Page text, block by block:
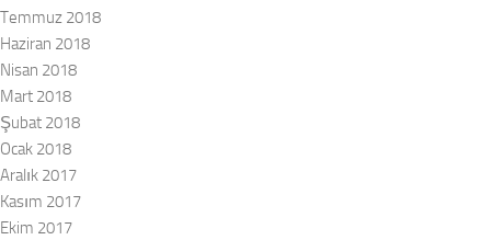
Temmuz 2018
Haziran 2018
Nisan 2018
Mart 2018
Şubat 2018
Ocak 2018
Aralık 2017
Kasım 2017
Ekim 2017